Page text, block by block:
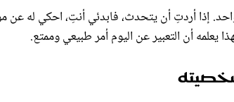
إذا أردتِ أن يتحدث، فابدئي أنتِ، احكي له
أن التعبير عن اليوم أمر طبيعي وممتع.